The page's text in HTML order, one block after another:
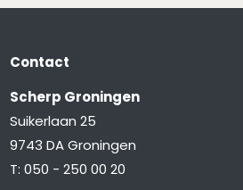
Contact
Scherp Groningen
Suikerlaan 25
9743 DA Groningen
T:050 - 250 00 20